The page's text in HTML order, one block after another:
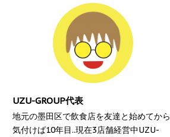
UZU-GROUP代表
地元の墨田区で飲食店を友達と始めてから
気付けば10年目..現在3店舗経営中UZU-